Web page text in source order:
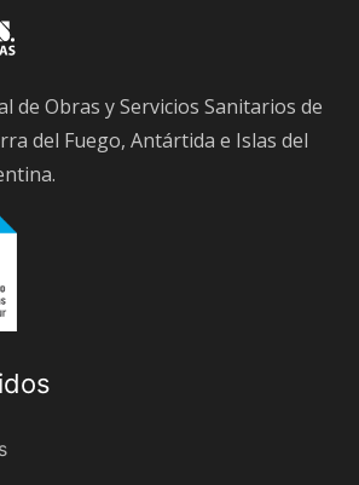
de Obras y Servicios Sanitarios de
del Fuego, Antártida e Islas del